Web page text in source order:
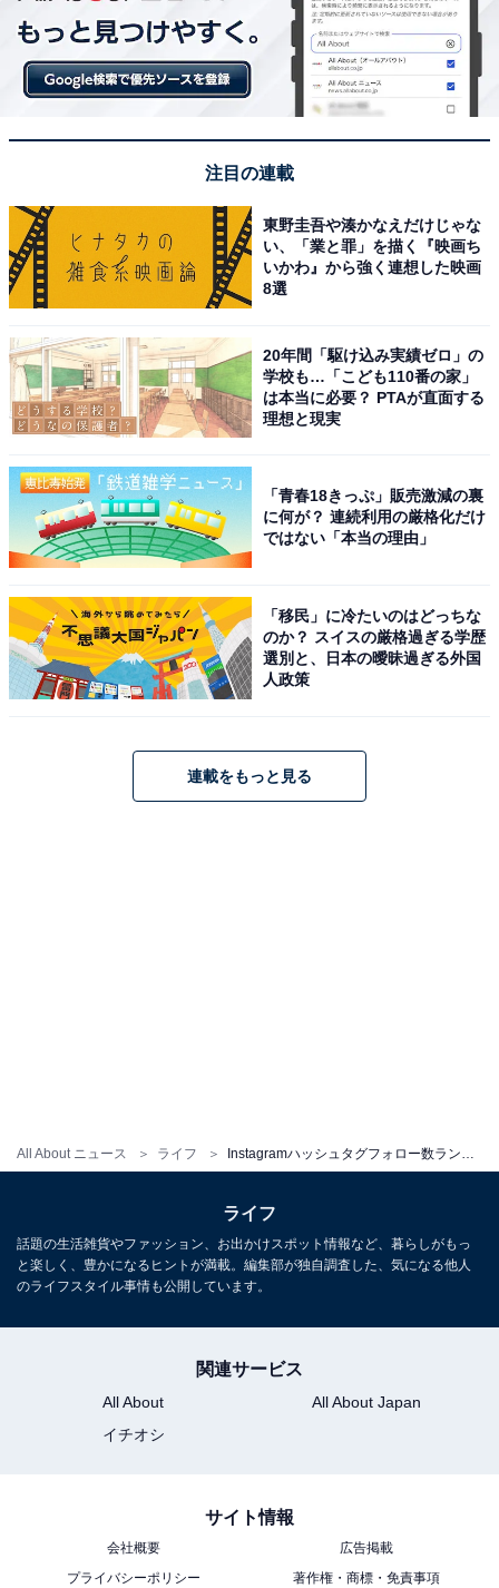
All About ニュース ライフ
昨年11⽉に⾏われたFacebook Japan主催の「House of
Instagram（#インスタハウス）」では、インスタグラム
においてユーザーは好きなモノ・ヒトを探しに来るため
興味関⼼が⾼く、購買⾏動への影響⼒が⾼いと発表され
ました。また、特に⽇本のインスタグラムユーザーは、
他国に⽐べて5倍もハッシュタグ検索を⾏うほど活発に
情報収集していることが分かっています。
＞10位までのランキング結果はこちら
・自分が死んだらInstagramアカウントはどうなる？
・
若者の新常識!? 連絡先交換はインスタ、親しくなったら
・
インスタ新機能「地図検索」の使い方！ Google マップ
と使い勝手を比較してみた
【関連リンク】
プレスリリース
2
注目の連載
東野圭吾や湊かなえだけじゃな
い、「業と罪」を描く『映画ち
いかわ』から強く連想した映画
8選
20年間「駆け込み実績ゼロ」の
学校も…「こども110番の家」
は本当に必要？ PTAが直面する
理想と現実
「青春18きっぷ」販売激減の裏
に何が？ 連続利用の厳格化だけ
ではない「本当の理由」
「移民」に冷たいのはどっちな
のか？ スイスの厳格過ぎる学歴
選別と、日本の曖昧過ぎる外国
人政策
連載をもっと見る
ライフ
話題の生活雑貨やファッション、お出かけスポット情報など、暮らしがもっ
と楽しく、豊かになるヒントが満載。編集部が独自調査した、気になる他人
のライフスタイル事情も公開しています。
関連サービス
All About
All About Japan
イチオシ
サイト情報
会社概要
広告掲載
プライバシーポリシー
著作権・商標・免責事項